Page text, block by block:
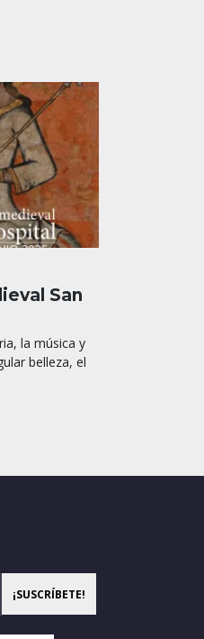
San
la música y
belleza, el